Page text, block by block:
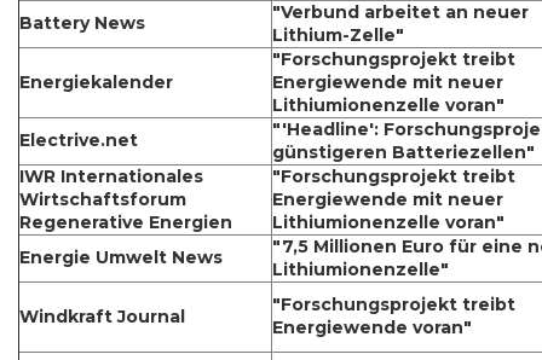
Battery News
"Verbund arbeitet an neuer
Lithium-Zelle"
Energiekalender
"Forschungsprojekt treibt
Energiewende mit neuer
Lithiumionenzelle voran"
Electrive.net
"'Headline':
günstigeren Batteriezellen"
IWR Internationales
Wirtschaftsforum
Regenerative Energien
"Forschungsprojekt treibt
Energiewende mit neuer
Lithiumionenzelle voran"
Energie Umwelt News
"7,5 Millionen Euro für eine
Lithiumionenzelle"
Windkraft Journal
"Forschungsprojekt treibt
Energiewende voran"